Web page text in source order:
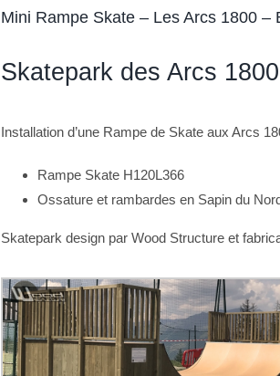
Mini Rampe Skate – Les Arcs 1800 –
Skatepark des Arcs
Installation d’une Rampe de Skate aux Arcs
Rampe Skate H120L366
Ossature et rambardes en Sapin du
Skatepark design par Wood Structure et